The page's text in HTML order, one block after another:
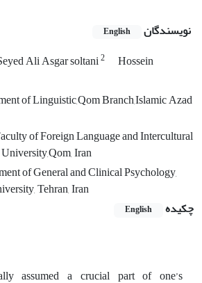
نویسندگان English
Ali Asgar soltani2
Hossein
of Linguistic,Qom Branch,Islamic Azad
of Foreign Language and Intercultural
Iran
of General and Clinical Psychology,
Tehran, Iran
چکیده
English
assumed a crucial part of one’s